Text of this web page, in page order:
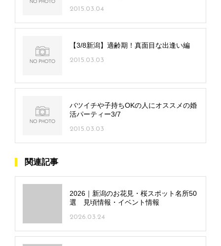
2015.03.04
【3/8新潟】適齢期！真面目な出逢い編
2015.03.03
バツイチや子持ちOKの人にオススメの婚
活パーティー3/7
2015.03.03
関連記事
2026｜新潟のお花見・桜スポット名所50
選 見頃情報・イベント情報
2026.03.24